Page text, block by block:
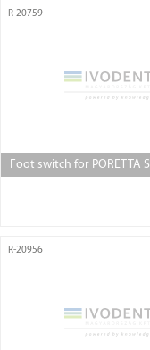
R-20759
Foot switch for PORETTA S
R-20956